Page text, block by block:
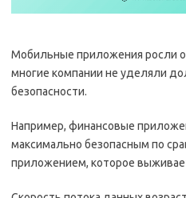
Мобильные приложения росли
многие компании не уделяли
безопасности.
Например, финансовые
максимально безопасным по
приложением, которое